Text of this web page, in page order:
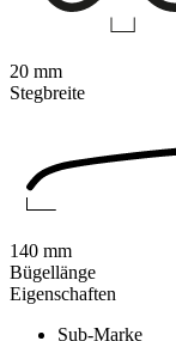
Eigenschaften
Sub-Marke
20 mm
Stegbreite
140 mm
Bügellänge